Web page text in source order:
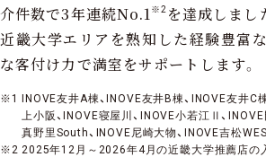
介件数で3年連続No.1※2 を達成しまし
近畿大学エリアを熟知した経験豊富
な客付け力で満室をサポートします。
INOVE友井A棟、INOVE友井B棟、INOVE友井C
上小阪、INOVE寝屋川、INOVE小若江Ⅱ、
真野里South、INOVE尼崎大物、INOVE吉松
2025年12月～2026年4月の近畿大学推薦店の